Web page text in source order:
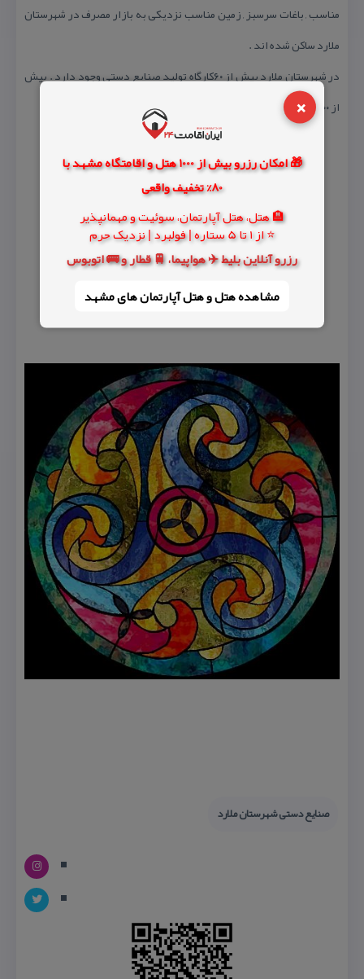
×
🎁 امکان رزرو بیش از 1000 هتل و اقامتگاه مشهد با
80% تخفیف واقعی
🏨 هتل، هتل آپارتمان، سوئیت و مهمانپذیر
⭐ از 1 تا 5 ستاره | فولبرد | نزدیک حرم
رزرو آنلاین بلیط ✈️ هواپیما، 🚆 قطار و 🚌 اتوبوس
مشاهده هتل و هتل‌ آپارتمان های مشهد
مناسب , باغات سرسبز , زمین مناسب نزدیكی به بازار مصرف در شهرستان
ملارد ساكن شده اند .
در شهرستان ملارد بیش از ۶۰كارگاه تولید صنایع دستی وجود دارد . بیش
از ۳۰۰ نفر نیز به صورت صنایع دستی خانگی فعالیت می كنند .
صنایع دستی شهرستان ملارد